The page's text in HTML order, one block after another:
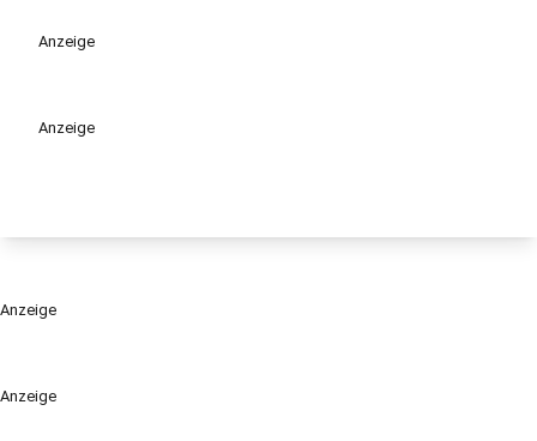
Anzeige
Anzeige
Anzeige
Anzeige